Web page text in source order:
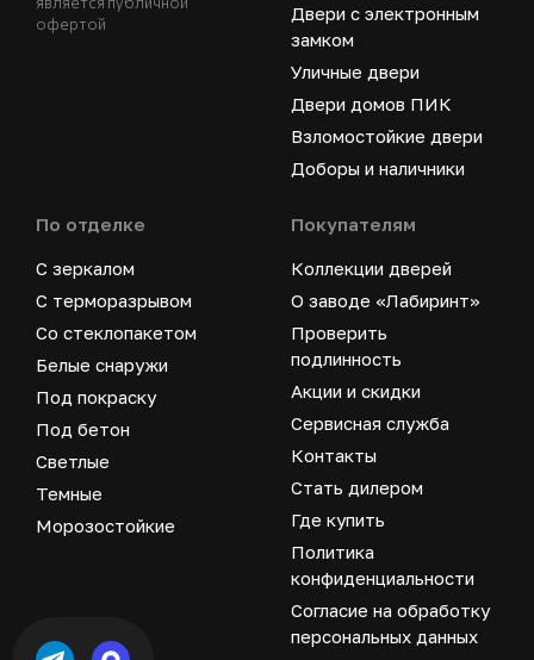
офертой
Двери с электронным
замком
Уличные двери
Двери домов ПИК
Взломостойкие двери
Доборы и наличники
По отделке
С зеркалом
С терморазрывом
Со стеклопакетом
Белые снаружи
Под покраску
Под бетон
Светлые
Темные
Морозостойкие
Покупателям
Коллекции дверей
О заводе «Лабиринт»
Проверить
подлинность
Акции и скидки
Сервисная служба
Контакты
Стать дилером
Где купить
Политика
конфиденциальности
Согласие на обработку
персональных данных